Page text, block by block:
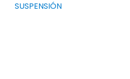
SUSPENSIÓN